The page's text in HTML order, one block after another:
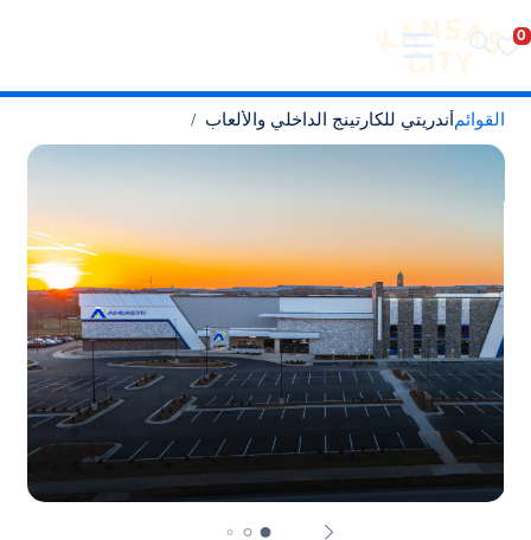
تفضل بزيارة مدينة كانساس سيتي
الانتقال إلى المحتوى
القوائمأندريتي للكارتينج الداخلي والألعاب